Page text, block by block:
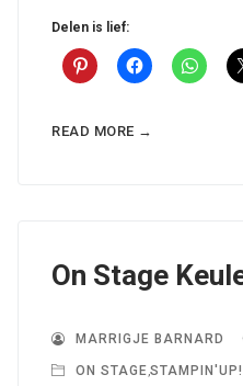
Delen is lief:
READ MORE →
On Stage
MARRIGJE BARNARD
ON STAGE STAMPIN'UP!